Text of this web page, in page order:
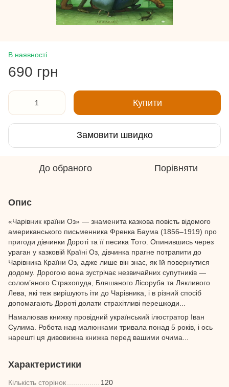
В наявності
690 грн
Купити
Замовити швидко
До обраного Порівняти
Опис
«Чарівник країни Оз» — знаменита казкова повість відомого
американ­сь­кого пись­менника Френка Баума (1856–1919) про
пригоди дів­чинки Дороті та її песика Тото. Опинившись через
ураган у казковій Країні Оз, дівчинка прагне потрапити до
Чарівника Країни Оз, адже лише він знає, як їй повернутися
додому. Дорогою вона зустрічає незвичайних супут­ників —
солом’яного Страхопуда, Бляшаного Лісоруба та Лякливого
Лева, які теж вирішують іти до Чарівника, і в різний спосіб
допомагають Дороті долати страхітливі перешкоди...
Намалював книжку про­­від­­ний український ілюстратор Іван
Сулима. Робота над малюнками тривала понад 5 років, і ось
нарешті ця дивовижна книжка перед вашими очима...
Характеристики
Кількість сторінок 120